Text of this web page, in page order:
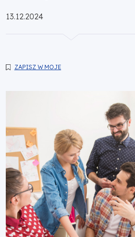
Opublikowano:
13.12.2024
ZAPISZ W MOJE